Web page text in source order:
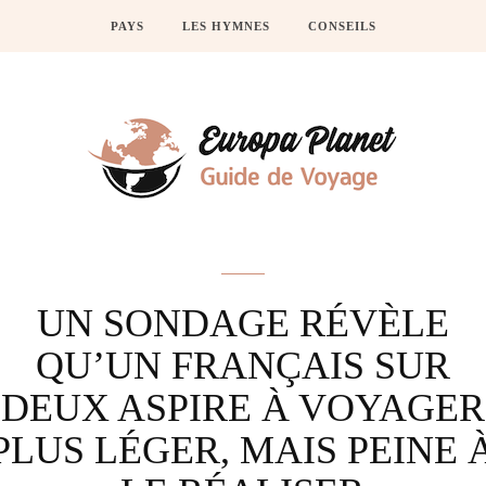
PAYS LES HYMNES CONSEILS
UN SONDAGE RÉVÈLE
QU’UN FRANÇAIS SUR
DEUX ASPIRE À VOYAGER
LÉGER, MAIS PEINE